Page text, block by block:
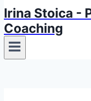
Irina Stoica -
Coaching